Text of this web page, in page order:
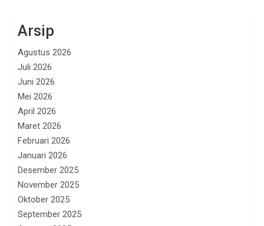
Arsip
Agustus 2026
Juli 2026
Juni 2026
Mei 2026
April 2026
Maret 2026
Februari 2026
Januari 2026
Desember 2025
November 2025
Oktober 2025
September 2025